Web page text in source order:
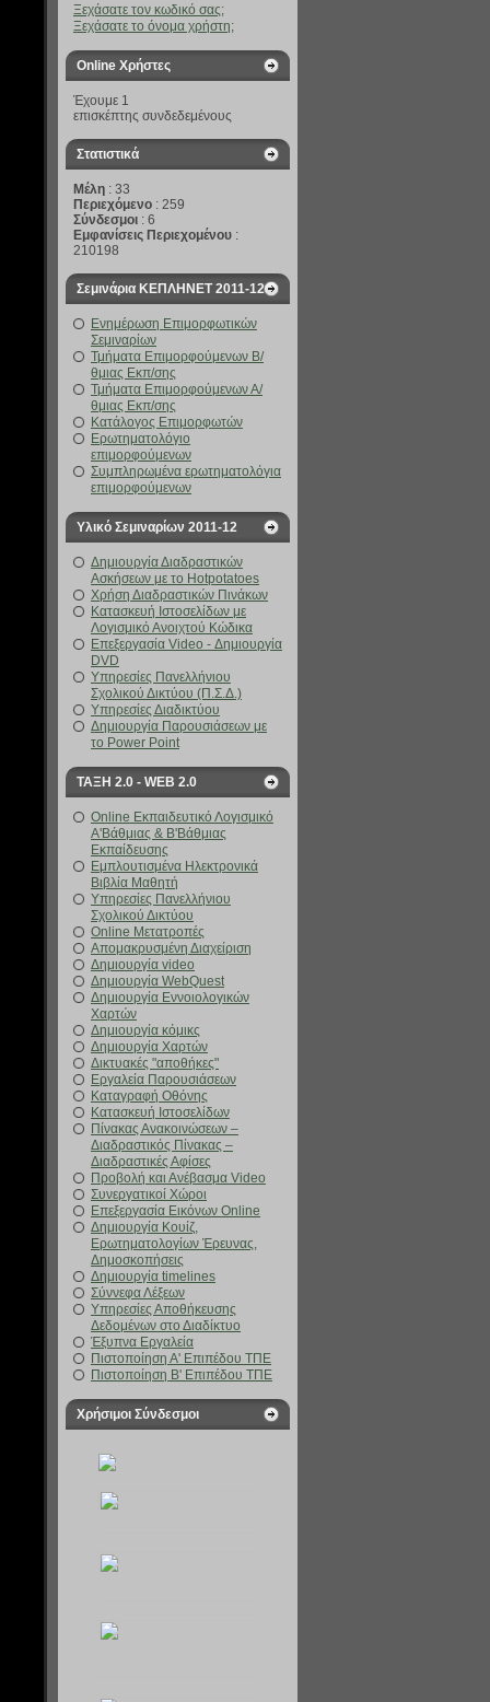
Ξεχάσατε τον κωδικό σας;
Ξεχάσατε το όνομα χρήστη;
Online Χρήστες
Έχουμε 1
επισκέπτης συνδεδεμένους
Στατιστικά
Μέλη : 33
Περιεχόμενο : 259
Σύνδεσμοι : 6
Εμφανίσεις Περιεχομένου :
210198
Σεμινάρια ΚΕΠΛΗΝΕΤ 2011-12
Ενημέρωση Επιμορφωτικών
Σεμιναρίων
Τμήματα Επιμορφούμενων Β/
θμιας Εκπ/σης
Τμήματα Επιμορφούμενων Α/
θμιας Εκπ/σης
Κατάλογος Επιμορφωτών
Ερωτηματολόγιο
επιμορφούμενων
Συμπληρωμένα ερωτηματολόγια
επιμορφούμενων
Υλικό Σεμιναρίων 2011-12
Δημιουργία Διαδραστικών
Ασκήσεων με το Hotpotatoes
Χρήση Διαδραστικών Πινάκων
Κατασκευή Ιστοσελίδων με
Λογισμικό Ανοιχτού Κώδικα
Επεξεργασία Video - Δημιουργία
DVD
Υπηρεσίες Πανελλήνιου
Σχολικού Δικτύου (Π.Σ.Δ.)
Υπηρεσίες Διαδικτύου
Δημιουργία Παρουσιάσεων με
το Power Point
ΤΑΞΗ 2.0 - WEB 2.0
Online Εκπαιδευτικό Λογισμικό
Α'Βάθμιας & Β'Βάθμιας
Εκπαίδευσης
Εμπλουτισμένα Ηλεκτρονικά
Βιβλία Μαθητή
Υπηρεσίες Πανελλήνιου
Σχολικού Δικτύου
Online Μετατροπές
Απομακρυσμένη Διαχείριση
Δημιουργία video
Δημιουργία WebQuest
Δημιουργία Εννοιολογικών
Χαρτών
Δημιουργία κόμικς
Δημιουργία Χαρτών
Δικτυακές "αποθήκες"
Εργαλεία Παρουσιάσεων
Καταγραφή Οθόνης
Κατασκευή Ιστοσελίδων
Πίνακας Ανακοινώσεων –
Διαδραστικός Πίνακας –
Διαδραστικές Αφίσες
Προβολή και Ανέβασμα Video
Συνεργατικοί Χώροι
Επεξεργασία Εικόνων Online
Δημιουργία Κουίζ,
Ερωτηματολογίων Έρευνας,
Δημοσκοπήσεις
Δημιουργία timelines
Σύννεφα Λέξεων
Υπηρεσίες Αποθήκευσης
Δεδομένων στο Διαδίκτυο
Έξυπνα Εργαλεία
Πιστοποίηση Α' Επιπέδου ΤΠΕ
Πιστοποίηση Β' Επιπέδου ΤΠΕ
Χρήσιμοι Σύνδεσμοι